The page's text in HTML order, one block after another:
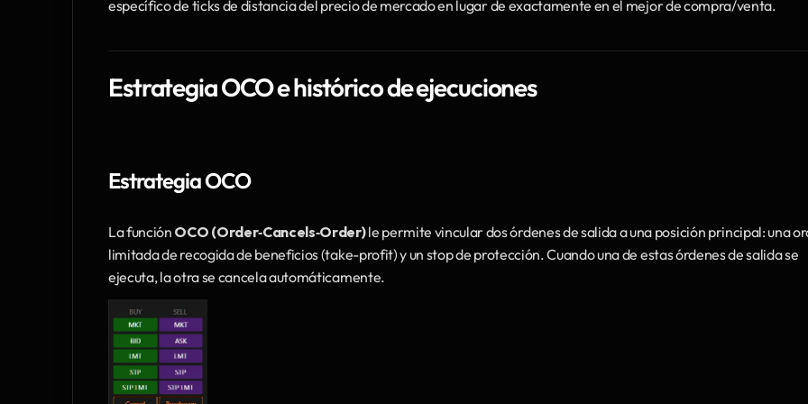
específico de ticks de distancia del precio de mercado en lugar de exactamente en el mejor de compra/venta.
Estrategia OCO e histórico de ejecuciones
Estrategia OCO
La función OCO (Order‑Cancels‑Order) le permite vincular dos órdenes de salida a una posición principal: una
limitada de recogida de beneficios (take-profit) y un stop de protección. Cuando una de estas órdenes de salida se
ejecuta, la otra se cancela automáticamente.